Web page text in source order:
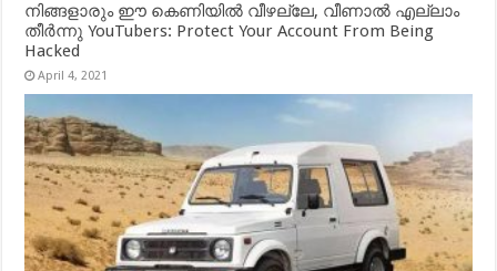
നിങ്ങളാരും ഈ കെണിയിൽ വീഴല്ലേ, വീണാൽ എല്ലാം
തീർന്നു YouTubers: Protect Your Account From Being
Hacked
April 4, 2021